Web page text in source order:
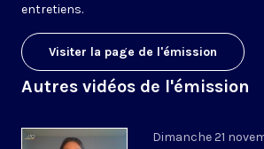
entretiens.
Visiter la page de l'émission
Autres vidéos de l'émission
Dimanche 21